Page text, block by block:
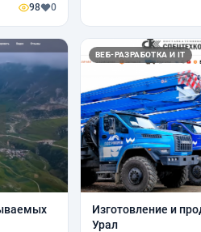
98 0
ВЕБ-РАЗРАБОТКА И IT
Изготовление и
Урал